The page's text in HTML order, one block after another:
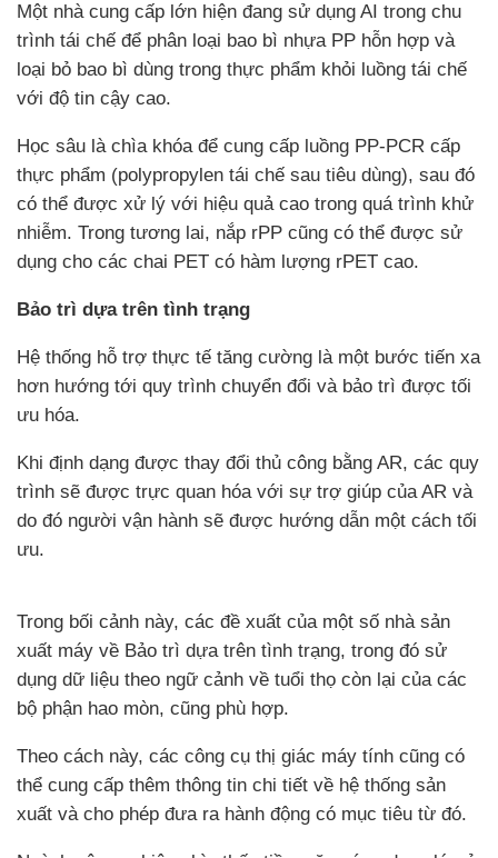
Một nhà cung cấp lớn hiện đang sử dụng AI trong chu
trình tái chế để phân loại bao bì nhựa PP hỗn hợp và
loại bỏ bao bì dùng trong thực phẩm khỏi luồng tái chế
với độ tin cậy cao.
Học sâu là chìa khóa để cung cấp luồng PP-PCR cấp
thực phẩm (polypropylen tái chế sau tiêu dùng), sau đó
có thể được xử lý với hiệu quả cao trong quá trình khử
nhiễm. Trong tương lai, nắp rPP cũng có thể được sử
dụng cho các chai PET có hàm lượng rPET cao.
Bảo trì dựa trên tình trạng
Hệ thống hỗ trợ thực tế tăng cường là một bước tiến xa
hơn hướng tới quy trình chuyển đổi và bảo trì được tối
ưu hóa.
Khi định dạng được thay đổi thủ công bằng AR, các quy
trình sẽ được trực quan hóa với sự trợ giúp của AR và
do đó người vận hành sẽ được hướng dẫn một cách tối
ưu.
Trong bối cảnh này, các đề xuất của một số nhà sản
xuất máy về Bảo trì dựa trên tình trạng, trong đó sử
dụng dữ liệu theo ngữ cảnh về tuổi thọ còn lại của các
bộ phận hao mòn, cũng phù hợp.
Theo cách này, các công cụ thị giác máy tính cũng có
thể cung cấp thêm thông tin chi tiết về hệ thống sản
xuất và cho phép đưa ra hành động có mục tiêu từ đó.